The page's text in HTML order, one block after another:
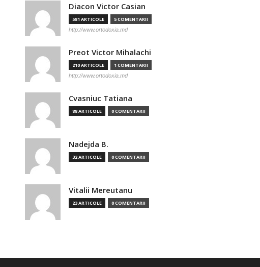
Diacon Victor Casian
581 ARTICOLE 5 COMENTARII
http://www.ortodoxia.md
Preot Victor Mihalachi
210 ARTICOLE 1 COMENTARII
http://www.ortodoxia.md
Cvasniuc Tatiana
88 ARTICOLE 0 COMENTARII
Nadejda B.
32 ARTICOLE 0 COMENTARII
Vitalii Mereutanu
23 ARTICOLE 0 COMENTARII